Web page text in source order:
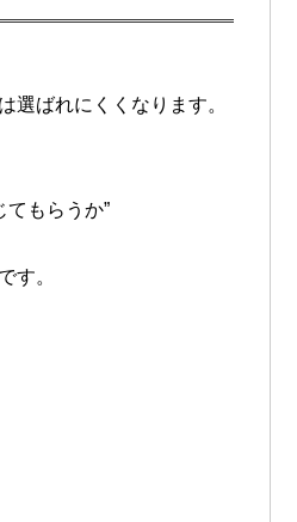
選ばれにくくなります。
てもらうか”
す。